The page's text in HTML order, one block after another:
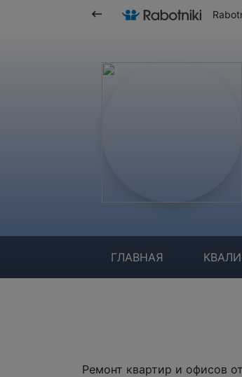
ГЛАВНАЯ
Ремонт квартир и офисов